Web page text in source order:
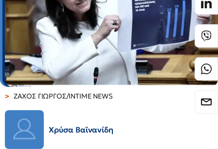
ΖΑΧΟΣ ΓΙΩΡΓΟΣ/INTIME NEWS
Χρύσα Βαϊνανίδη